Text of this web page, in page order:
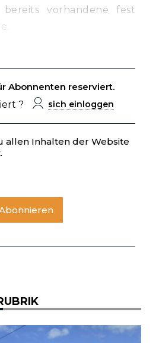
vorhandene fest
Abonnenten reserviert.
?
sich einloggen
allen Inhalten der Website